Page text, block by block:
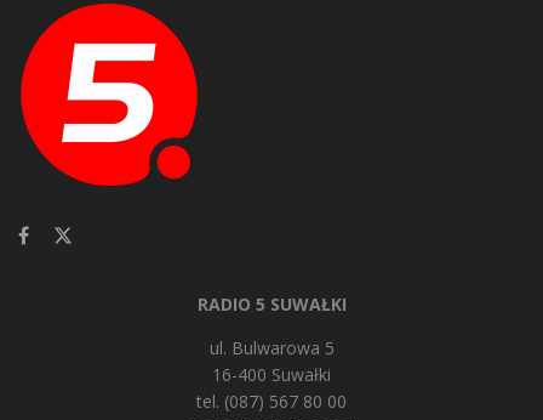
RADIO 5 SUWAŁKI
ul. Bulwarowa 5
16-400 Suwałki
tel. (087) 567 80 00